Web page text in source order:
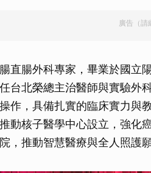
廣告（請
直腸外科專家，畢業於國立
台北榮總主治醫師與實驗外
作，具備扎實的臨床實力與
動核子醫學中心設立，強化
，推動智慧醫療與全人照護